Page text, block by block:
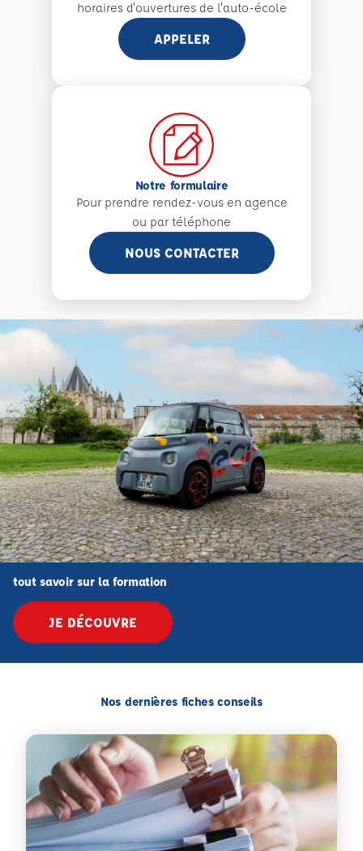
horaires d'ouvertures de l'auto-école
APPELER
Notre formulaire
Pour prendre rendez-vous en agence
ou par téléphone
NOUS CONTACTER
tout savoir sur la formation
JE DÉCOUVRE
Nos dernières fiches conseils